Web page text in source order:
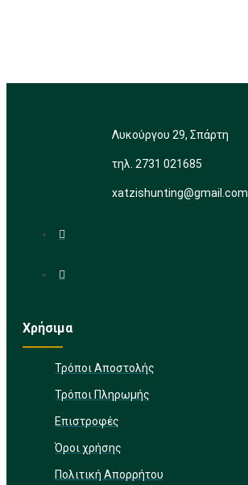
Λυκούργου 29, Σπάρτη
τηλ. 2731 021685
xatzishunting@gmail.com
Χρήσιμα
Τρόποι Αποστολής
Τρόποι Πληρωμής
Επιστροφές
Όροι χρήσης
Πολιτική Απορρήτου